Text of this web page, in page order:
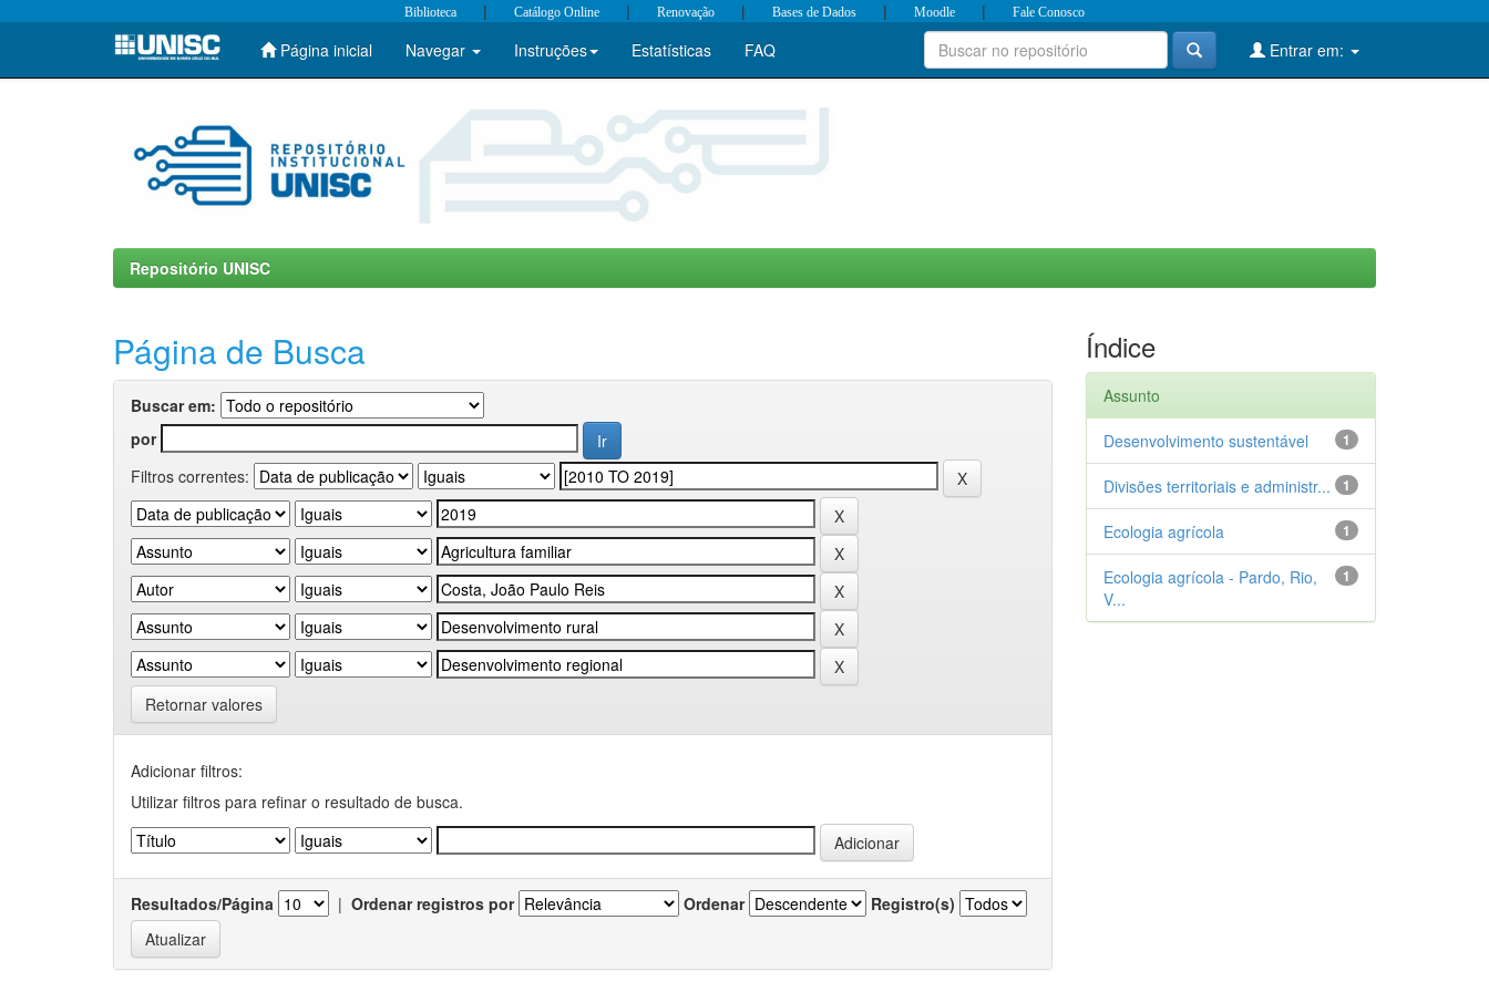
Skip
Biblioteca | Catálogo Online | Renovação | Bases de Dados | Moodle | Fale Conosco
Página inicial Navegar Instruções Estatísticas FAQ Entrar em:
Repositório UNISC
Página de Busca
Buscar em:
por
Filtros correntes:
Retornar valores
Adicionar filtros:
Utilizar filtros para refinar o resultado de busca.
Resultados/Página | Ordenar registros por Ordenar Registro(s)
Índice
Assunto
1
Desenvolvimento sustentável
1
Divisões territoriais e administr...
1
Ecologia agrícola
1
Ecologia agrícola - Pardo, Rio,
V...